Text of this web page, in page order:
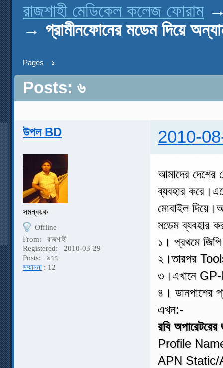
রাজশাহী মেডিকেল কলেজ ফোরাম
→ গ্রামীনফোনের মডেম দিয়ে
Pages ১
Posts: ৬
উপল BD 2010-
সমন্বয়ক
Offline
From:
রাজশাহী
Registered:
2010-03-29
Posts:
৯৭৭
সম্মাননা : 12
আমাদের দেশের
ব্যবহার
মোবাইল
মডেম ব্যবহার
১। প্রথমে
২।তারপর
৩।এখানে
৪। ডানপাশের
এখন:-
রবি
Profile
APN Static/